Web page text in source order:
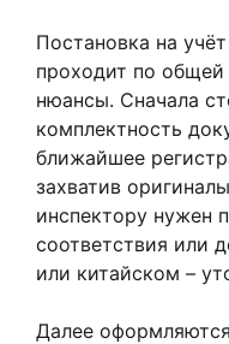
Постановка на
проходит по общей
нюансы. Сначала
комплектность
ближайшее
захватив
инспектору нужен
соответствия или
или китайском –
Далее